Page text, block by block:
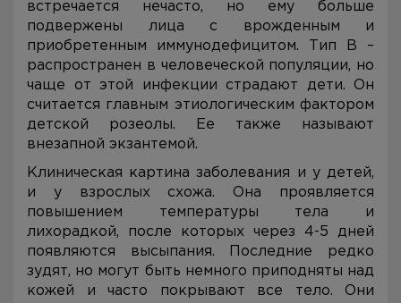
встречается нечасто, но ему больше
подвержены лица с врожденным и
приобретенным иммунодефицитом. Тип В –
распространен в человеческой популяции, но
чаще от этой инфекции страдают дети. Он
считается главным этиологическим фактором
детской розеолы. Ее также называют
внезапной экзантемой.
Клиническая картина заболевания и у детей,
и у взрослых схожа. Она проявляется
повышением температуры тела и
лихорадкой, после которых через 4-5 дней
появляются высыпания. Последние редко
зудят, но могут быть немного приподняты над
кожей и часто покрывают все тело. Они